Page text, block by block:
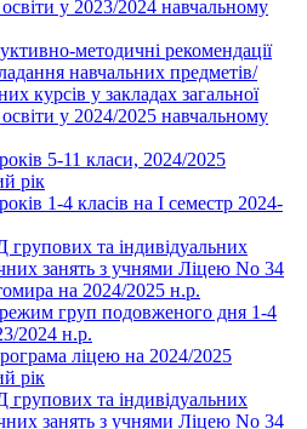
освіти у 2023/2024 навчальному
методичні рекомендації
навчальних предметів/
курсів у закладах загальної
освіти у 2024/2025 навчальному
5-11 класи, 2024/2025
рік
1-4 класів на І семестр 2024-
та індивідуальних
занять з учнями Ліцею No 34
на 2024/2025 н.р.
груп подовженого дня 1-4
2024 н.р.
ліцею на 2024/2025
рік
та індивідуальних
занять з учнями Ліцею No 34